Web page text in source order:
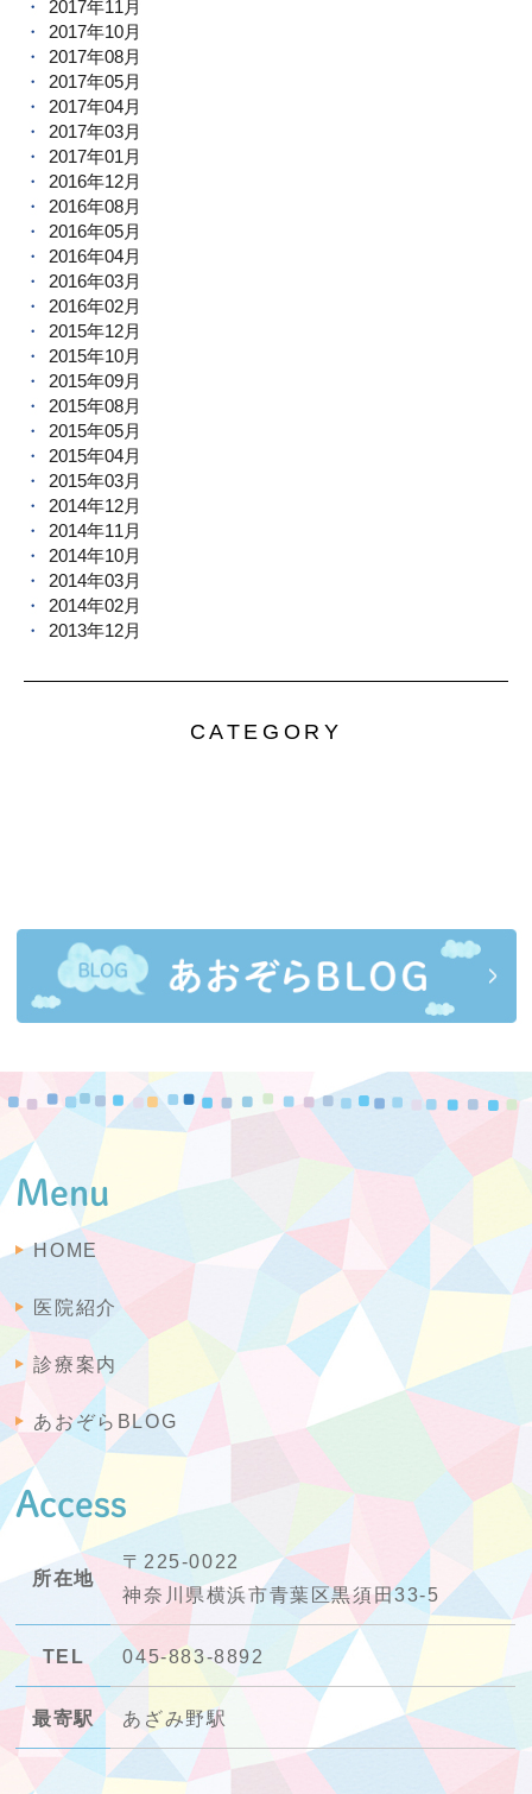
2017年11月
2017年10月
2017年08月
2017年05月
2017年04月
2017年03月
2017年01月
2016年12月
2016年08月
2016年05月
2016年04月
2016年03月
2016年02月
2015年12月
2015年10月
2015年09月
2015年08月
2015年05月
2015年04月
2015年03月
2014年12月
2014年11月
2014年10月
2014年03月
2014年02月
2013年12月
CATEGORY
Menu
HOME
医院紹介
診療案内
あおぞらBLOG
Access
所在地
〒225-0022
神奈川県横浜市青葉区黒須田33-5
TEL 045-883-8892
最寄駅 あざみ野駅